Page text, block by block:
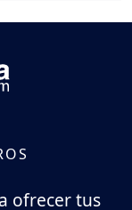
ofrecer tus